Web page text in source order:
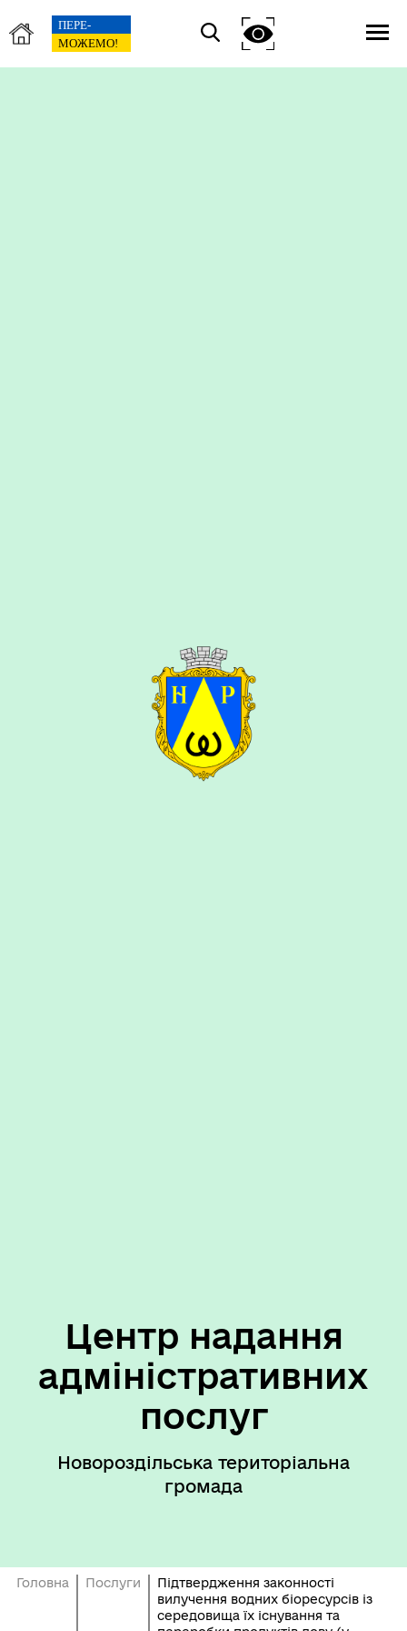
Центр надання
адміністративних
послуг
Новороздільська територіальна
громада
Головна Послуги
Підтвердження законності
вилучення водних біоресурсів із
середовища їх існування та